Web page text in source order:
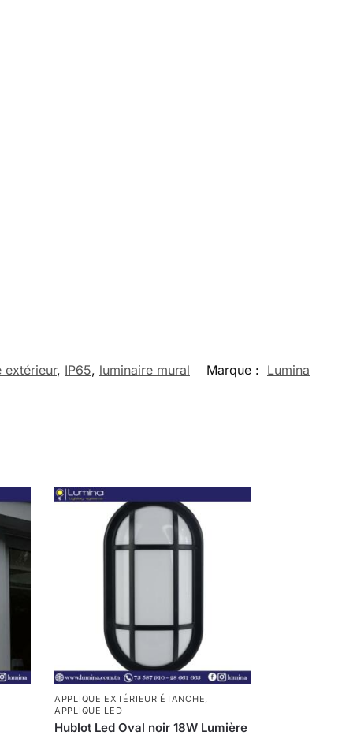
extérieur, IP65, luminaire mural Marque : Lumina
APPLIQUE EXTÉRIEUR ÉTANCHE,
APPLIQUE LED
Hublot Led Oval noir 18W Lumière